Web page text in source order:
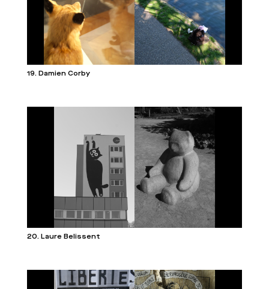
19. Damien Corby
20. Laure Belissent